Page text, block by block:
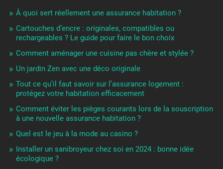
À quoi sert réellement une assurance habitation ?
Cartouches d’encre : originales, compatibles ou
rechargeables ? Le guide pour faire le bon choix
Comment aménager une cuisine pas chère et stylée ?
Un jardin Zen avec une déco originale
Tout ce qu’il faut savoir sur l’assurance logement :
protégez votre habitation efficacement
Comment éviter les pièges courants lors de la souscription
à une nouvelle assurance habitation ?
Quel est le jeu à la mode au casino ?
Installer un sanibroyeur chez soi en 2024 : bonne idée
écologique ?